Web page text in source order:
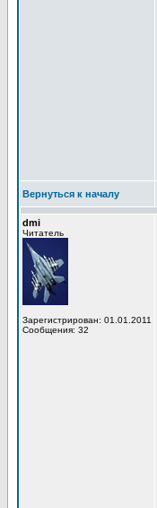
Вернуться к началу
dmi
Читатель
Зарегистрирован: 01.01.2011
Сообщения: 32